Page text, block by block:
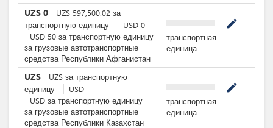
UZS 0 - UZS 597,500.02 за
транспортную единицу
USD 0
- USD 50 за транспортную единицу
за грузовые автотранспортные
средства Республики Афганистан
mode_edit
транспортная
единица
UZS - UZS за транспортную
единицу
USD
- USD за транспортную единицу
за грузовые автотранспортные
средства Республики Казахстан
mode_edit
транспортная
единица